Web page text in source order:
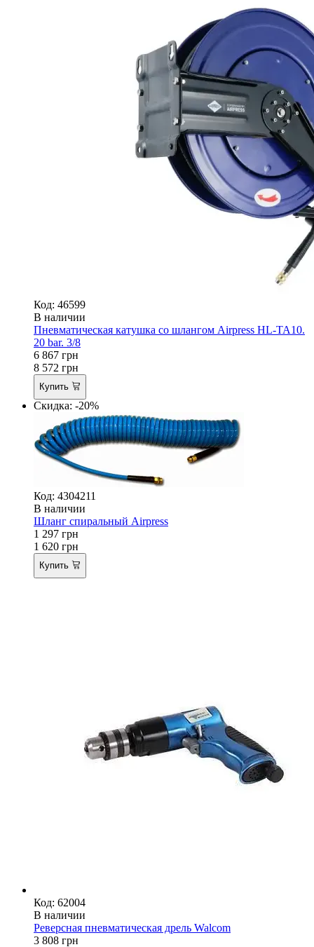
Код: 46599
В наличии
Пневматическая катушка со шлангом Airpress HL-TA10.
20 bar. 3/8
6 867 грн
8 572 грн
Купить
Скидка: -20%
Код: 4304211
В наличии
Шланг спиральный Airpress
1 297 грн
1 620 грн
Купить
Код: 62004
В наличии
Реверсная пневматическая дрель Walcom
3 808 грн